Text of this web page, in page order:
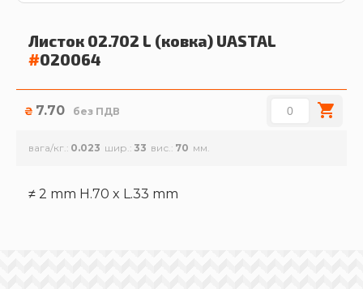
Листок 02.702 L (ковка) UASTAL
#020064
₴ 7.70 без ПДВ
вага/кг. 0.023 шир. 33 вис. 70
≠ 2 mm H.70 x L.33 mm